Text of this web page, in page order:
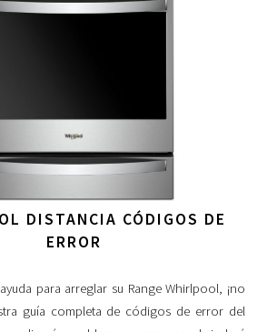
DISTANCIA CÓDIGOS DE
ERROR
para arreglar su Range Whirlpool, ¡no
guía completa de códigos de error del